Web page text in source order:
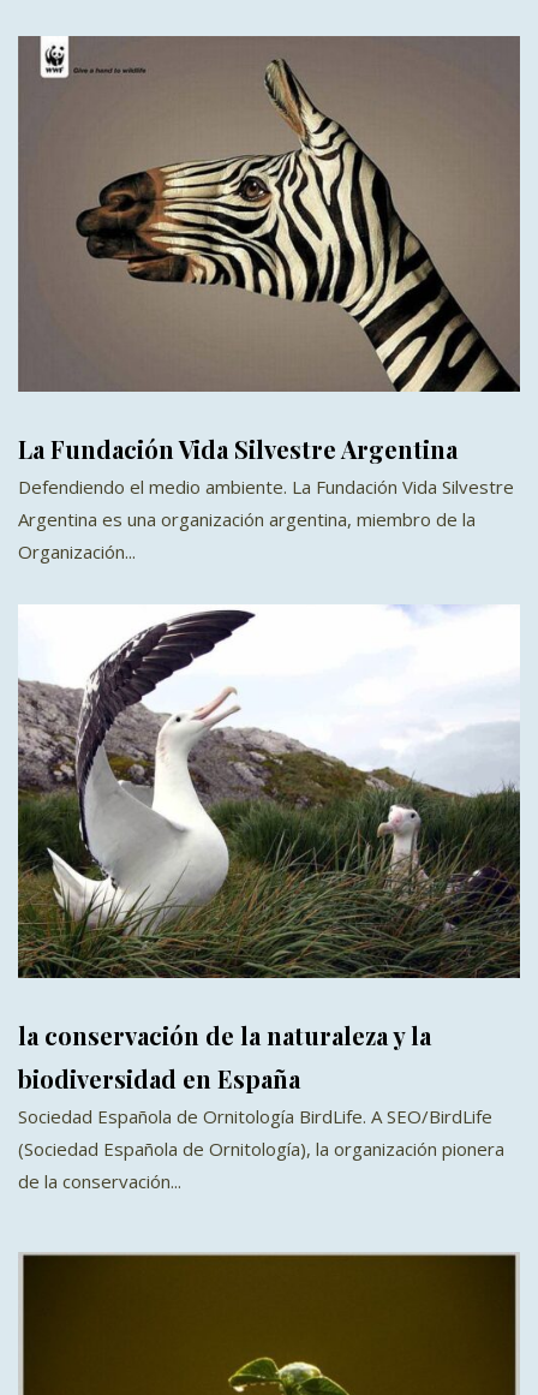
La Fundación Vida Silvestre Argentina
Defendiendo el medio ambiente. La Fundación Vida Silvestre
Argentina es una organización argentina, miembro de la
Organización...
la conservación de la naturaleza y la
biodiversidad en España
Sociedad Española de Ornitología BirdLife. A SEO/BirdLife
(Sociedad Española de Ornitología), la organización pionera
de la conservación...